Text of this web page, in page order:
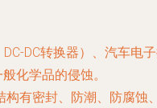
DC转换器）、汽车电
化学品的侵蚀。
构有密封、防潮、防腐蚀